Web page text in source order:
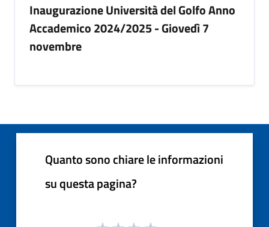
Inaugurazione Università del Golfo Anno
Accademico 2024/2025 - Giovedì 7
novembre
Quanto sono chiare le informazioni
su questa pagina?